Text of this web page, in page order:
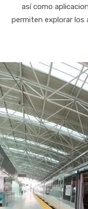
así como
permiten explorar